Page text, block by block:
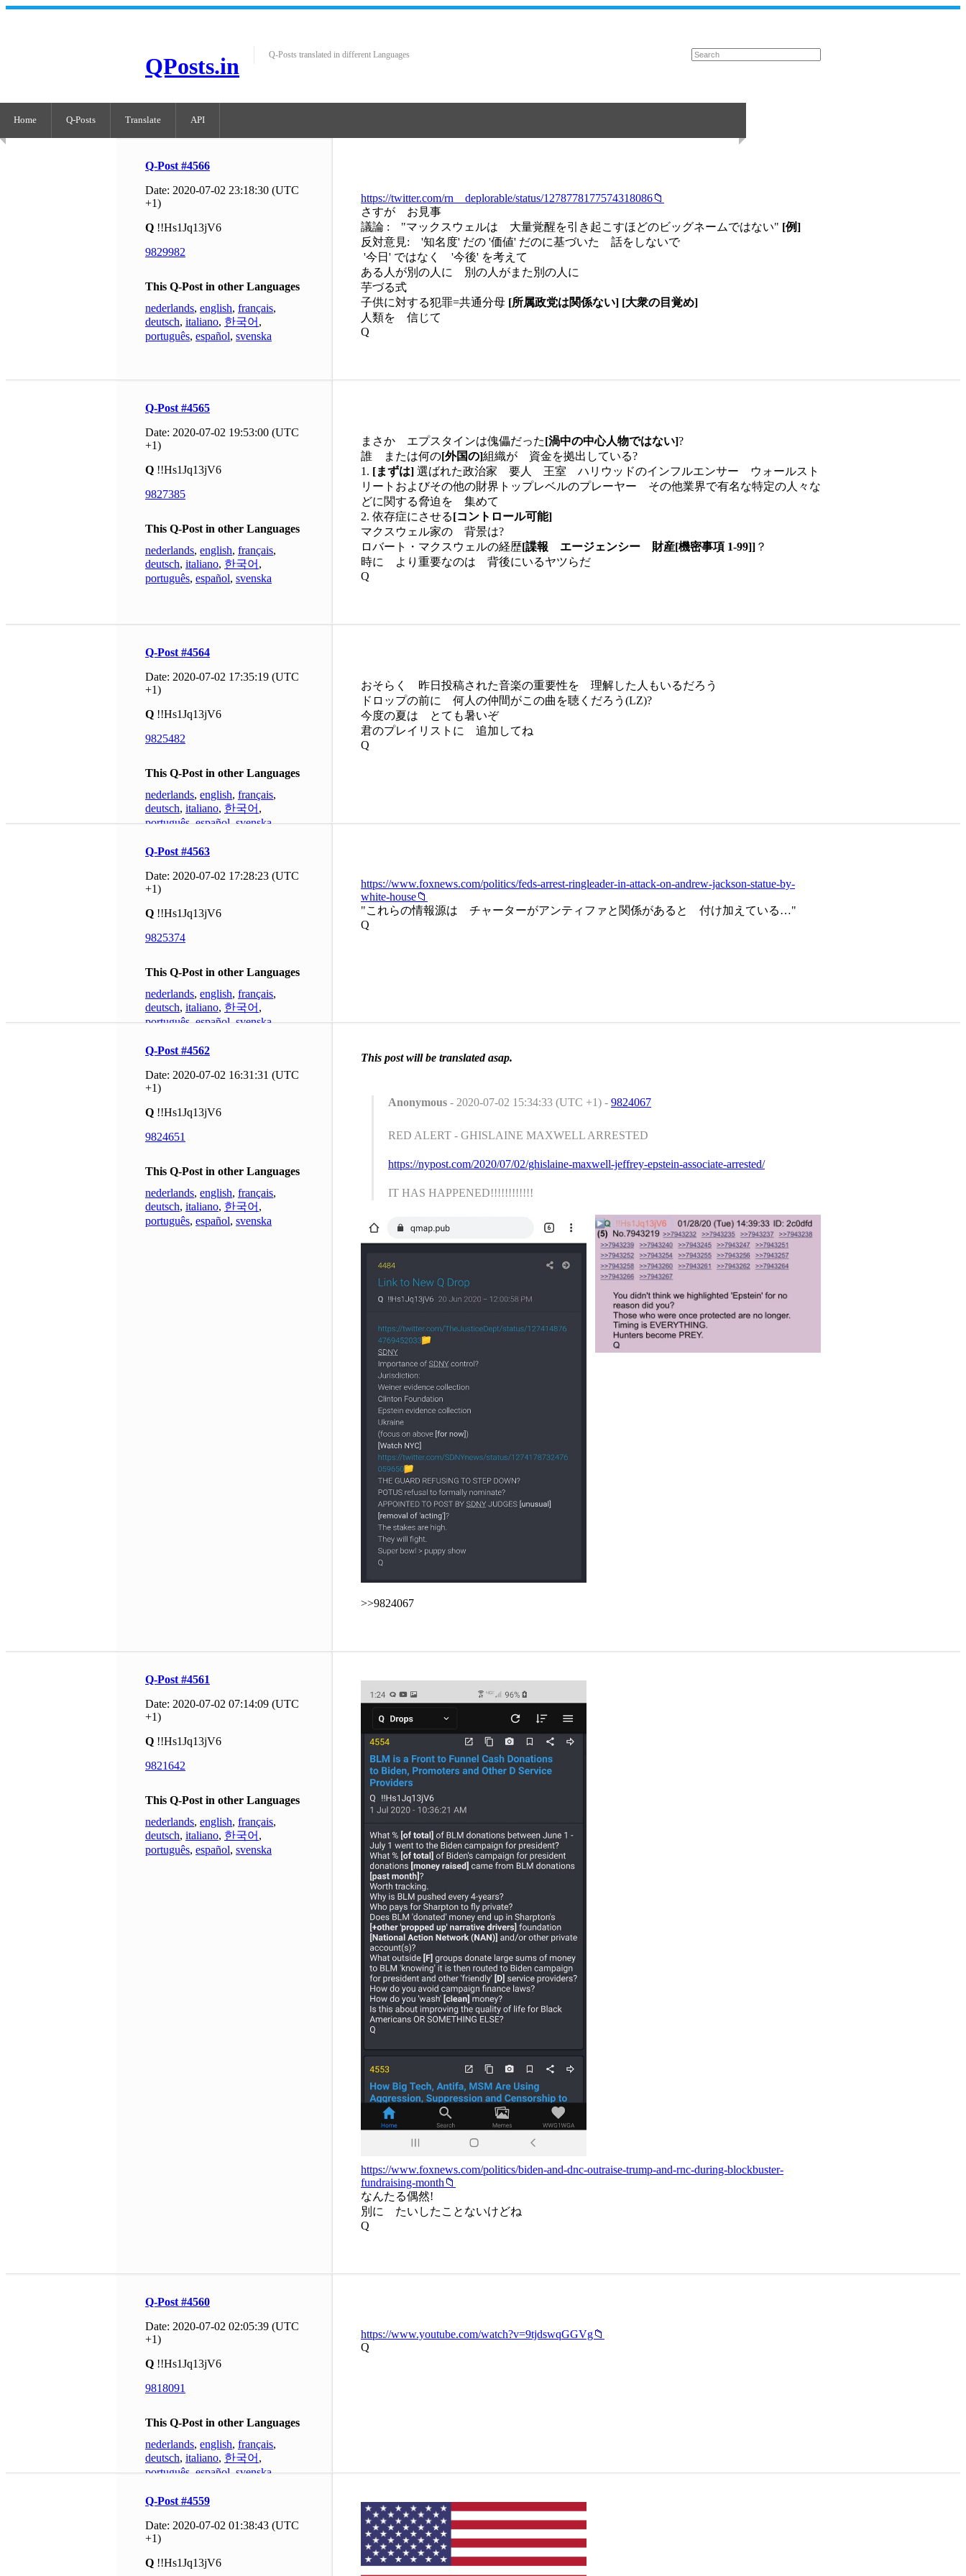
QPosts.in Q-Posts translated in different Languages
Home Q-Posts Translate API
Q-Post #4566
Date: 2020-07-02 23:18:30 (UTC
+1)
Q !!Hs1Jq13jV6
9829982
This Q-Post in other Languages
nederlands, english, français,
deutsch, italiano, 한국어 ,
português, español, svenska
https://twitter.com/rn__deplorable/status/1278778177574318086📁
さすが お見事
議論 : "マックスウェルは 大量覚醒を引き起こすほどのビッグネームではない" [例]
反対意見: '知名度' だの '価値' だのに基づいた 話をしないで
'今日' ではなく '今後' を考えて
ある人が別の人に 別の人がまた別の人に
芋づる式
子供に対する犯罪=共通分母 [所属政党は関係ない] [大衆の目覚め]
人類を 信じて
Q
Q-Post #4565
Date: 2020-07-02 19:53:00 (UTC
+1)
Q !!Hs1Jq13jV6
9827385
This Q-Post in other Languages
nederlands, english, français,
deutsch, italiano, 한국어 ,
português, español, svenska
まさか エプスタインは傀儡だった[渦中の中心人物ではない]?
誰 または何の[外国の]組織が 資金を拠出している?
1. [まずは] 選ばれた政治家 要人 王室 ハリウッドのインフルエンサー ウォールスト
リートおよびその他の財界トップレベルのプレーヤー その他業界で有名な特定の人々な
どに関する脅迫を 集めて
2. 依存症にさせる[コントロール可能]
マクスウェル家の 背景は?
ロバート・マクスウェルの経歴[諜報 エージェンシー 財産[機密事項 1-99]] ？
時に より重要なのは 背後にいるヤツらだ
Q
Q-Post #4564
Date: 2020-07-02 17:35:19 (UTC
+1)
Q !!Hs1Jq13jV6
9825482
This Q-Post in other Languages
nederlands, english, français,
deutsch, italiano, 한국어 ,
português,español,svenska
おそらく 昨日投稿された音楽の重要性を 理解した人もいるだろう
ドロップの前に 何人の仲間がこの曲を聴くだろう(LZ)?
今度の夏は とても暑いぞ
君のプレイリストに 追加してね
Q
Q-Post #4563
Date: 2020-07-02 17:28:23 (UTC
+1)
Q !!Hs1Jq13jV6
9825374
This Q-Post in other Languages
nederlands, english, français,
deutsch, italiano, 한국어 ,
português,español,svenska
https://www.foxnews.com/politics/feds-arrest-ringleader-in-attack-on-andrew-jackson-statue-by-
white-house📁
"これらの情報源は チャーターがアンティファと関係があると 付け加えている…"
Q
Q-Post #4562
Date: 2020-07-02 16:31:31 (UTC
+1)
Q !!Hs1Jq13jV6
9824651
This Q-Post in other Languages
nederlands, english, français,
deutsch, italiano, 한국어 ,
português, español, svenska
This post will be translated asap.
Anonymous - 2020-07-02 15:34:33 (UTC +1) - 9824067
RED ALERT - GHISLAINE MAXWELL ARRESTED
https://nypost.com/2020/07/02/ghislaine-maxwell-jeffrey-epstein-associate-arrested/
IT HAS HAPPENED!!!!!!!!!!!!
>>9824067
Q-Post #4561
Date: 2020-07-02 07:14:09 (UTC
+1)
Q !!Hs1Jq13jV6
9821642
This Q-Post in other Languages
nederlands, english, français,
deutsch, italiano, 한국어 ,
português, español, svenska
https://www.foxnews.com/politics/biden-and-dnc-outraise-trump-and-rnc-during-blockbuster-
fundraising-month📁
なんたる偶然!
別に たいしたことないけどね
Q
Q-Post #4560
Date: 2020-07-02 02:05:39 (UTC
+1)
Q !!Hs1Jq13jV6
9818091
This Q-Post in other Languages
nederlands, english, français,
deutsch, italiano, 한국어 ,
português,español,svenska
https://www.youtube.com/watch?v=9tjdswqGGVg📁
Q
Q-Post #4559
Date: 2020-07-02 01:38:43 (UTC
+1)
Q !!Hs1Jq13jV6